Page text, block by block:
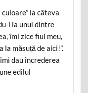
culoare” la câteva
l la unul dintre
îmi zice fiul meu,
la măsuță de aici!”.
dau încrederea
edilul